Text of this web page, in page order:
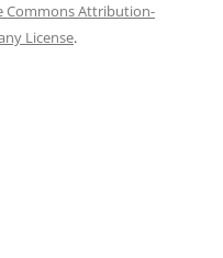
Commons Attribution-
License.